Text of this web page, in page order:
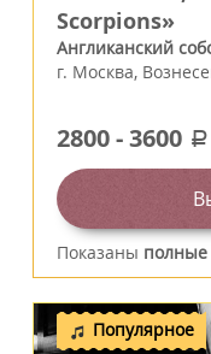
Scorpions»
Англиканский
г. Москва,
2800-3600 a
Показаны полные
Популярное